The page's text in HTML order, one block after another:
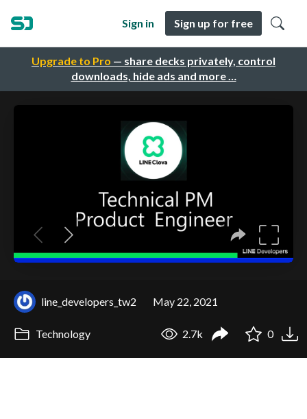
Upgrade to Pro — share decks privately, control
downloads, hide ads and more …
Sign in Sign up for free
line_developers_tw2 May 22, 2021
Technology 2.7k 0